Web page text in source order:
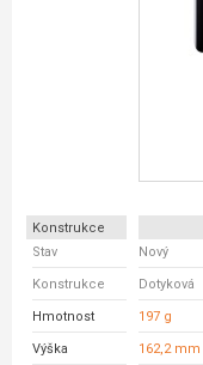
Konstrukce
Stav
Nový
Konstrukce Dotyková
Hmotnost 197 g
Výška 162,2 mm